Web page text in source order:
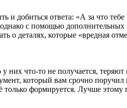
добиться ответа: «А за что
с помощью дополнительных
о деталях, которые «вредная
у них что-то не получается,
который вам срочно поручил
формируется. Лучше этому